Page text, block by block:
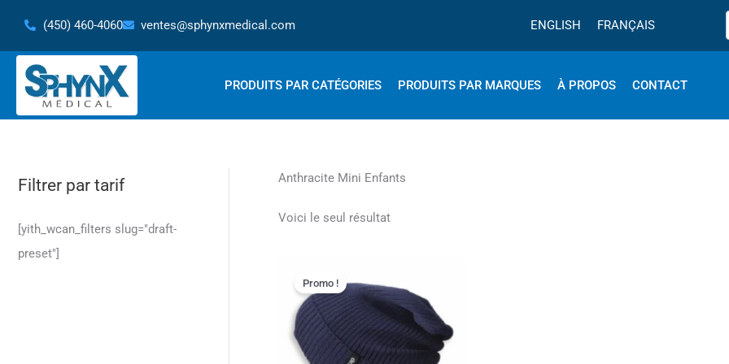
contenu
(450) 460-4060 ventes@sphynxmedical.com ENGLISH FRANÇAIS
PRODUITS PAR CATÉGORIES PRODUITS PAR MARQUES À PROPOS CONTACT
Filtrer par tarif
[yith_wcan_filters slug="draft-
preset"]
Anthracite Mini Enfants
Voici le seul résultat
Promo !
initial
était :
187.19$.
actuel
est :
166.39$.
plusieurs
variations.